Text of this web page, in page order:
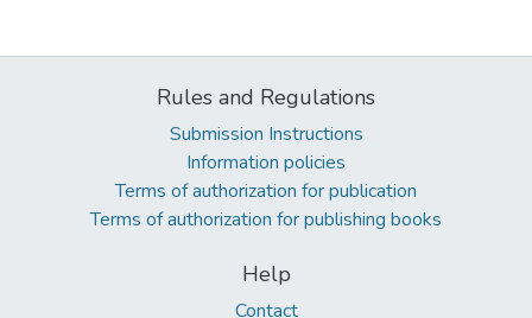
Rules and Regulations
Submission Instructions
Information policies
Terms of authorization for publication
Terms of authorization for publishing books
Help
Contact